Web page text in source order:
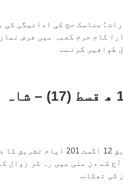
: مناسک حج کی ادائیگی کی
کام حرم کعبہ میں فرض
طوافیں کرنے...
داستانِ حج 1440 ھ قسط
پیر 1ذی الحج 1440ھ بمطابق 12 اگست 201
کے دن منٰی میں رہ کر زوال
کی تھکا...